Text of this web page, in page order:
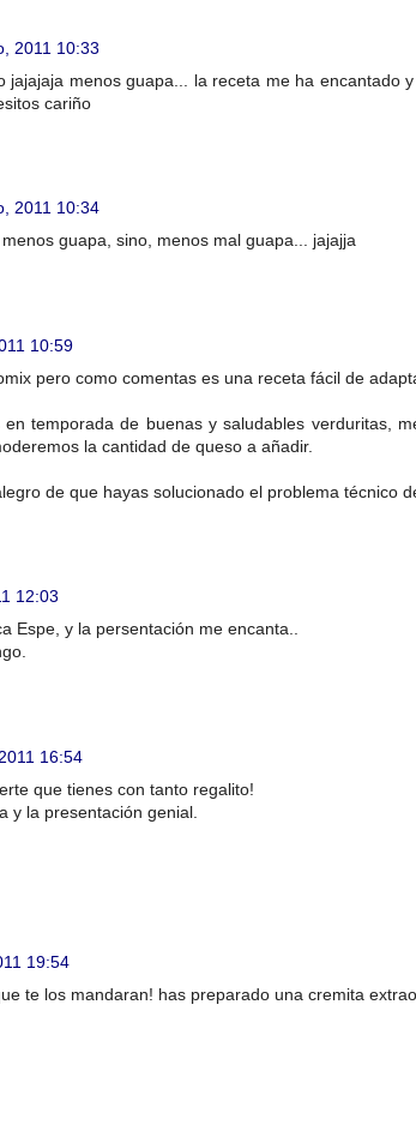
2011 10:33
jajajaja menos guapa... la receta me ha encantado y
cariño
2011 10:34
guapa, sino, menos mal guapa... jajajja
10:59
pero como comentas es una receta fácil de
temporada de buenas y saludables verduritas,
la cantidad de queso a añadir.
de que hayas solucionado el problema técnico
12:03
Espe, y la persentación me encanta..
16:54
que tienes con tanto regalito!
y la presentación genial.
19:54
te los mandaran! has preparado una cremita